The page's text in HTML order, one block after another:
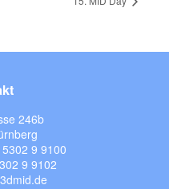
246b
9 9100
9 9102